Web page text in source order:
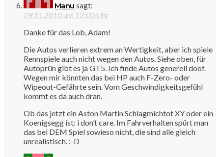
Manu sagt:
29.11.2010 um 12:00 Uhr
Danke für das Lob, Adam!
Die Autos verlieren extrem an Wertigkeit, aber ich spiele
Rennspiele auch nicht wegen den Autos. Siehe oben, für
Autopr0n gibt es ja GT5. Ich finde Autos generell doof.
Wegen mir könnten das bei HP auch F-Zero- oder
Wipeout-Gefährte sein. Vom Geschwindigkeitsgefühl
kommt es da auch dran.
Ob das jetzt ein Aston Martin Schlagmichtot XY oder ein
Koenigsegg ist: i don’t care. Im Fahrverhalten spürt man
das bei DEM Spiel sowieso nicht, die sind alle gleich
unrealistisch. :-D